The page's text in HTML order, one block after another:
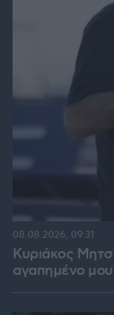
Κυριάκος
αγαπημένο μου
08.08.2026, 09:31